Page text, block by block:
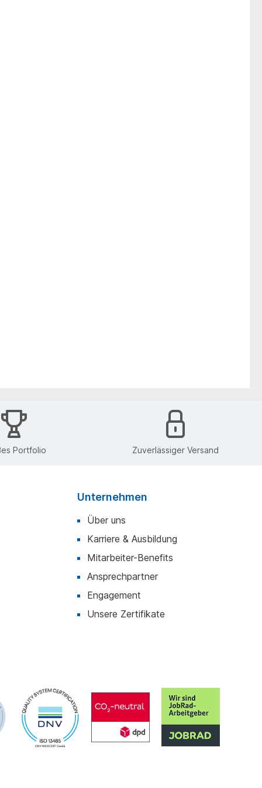
Portfolio Zuverlässiger Versand
Unternehmen
Über uns
Karriere & Ausbildung
Mitarbeiter-Benefits
Ansprechpartner
Engagement
Unsere Zertifikate